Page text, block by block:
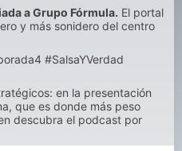
a Grupo Fórmula. El portal
y más sonidero del centro
#SalsaYVerdad
en la presentación
que es donde más peso
descubra el podcast por